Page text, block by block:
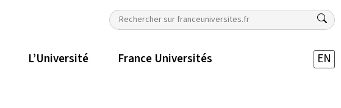
L’Université France Universités EN